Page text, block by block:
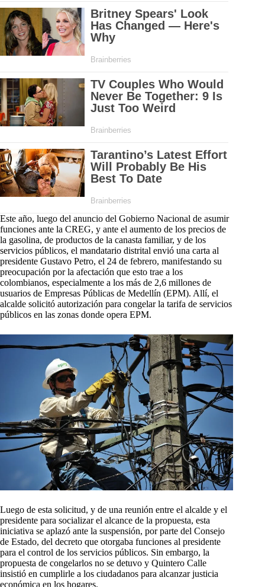
Este año, luego del anuncio del Gobierno Nacional de asumir
funciones ante la CREG, y ante el aumento de los precios de
la gasolina, de productos de la canasta familiar, y de los
servicios públicos, el mandatario distrital envió una carta al
presidente Gustavo Petro, el 24 de febrero, manifestando su
preocupación por la afectación que esto trae a los
colombianos, especialmente a los más de 2,6 millones de
usuarios de Empresas Públicas de Medellín (EPM). Allí, el
alcalde solicitó autorización para congelar la tarifa de servicios
públicos en las zonas donde opera EPM.
Luego de esta solicitud, y de una reunión entre el alcalde y el
presidente para socializar el alcance de la propuesta, esta
iniciativa se aplazó ante la suspensión, por parte del Consejo
de Estado, del decreto que otorgaba funciones al presidente
para el control de los servicios públicos. Sin embargo, la
propuesta de congelarlos no se detuvo y Quintero Calle
insistió en cumplirle a los ciudadanos para alcanzar justicia
económica en los hogares.